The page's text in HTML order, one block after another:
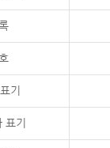
기
표기